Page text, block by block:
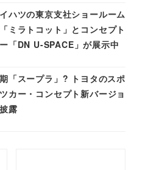
ハツの東京支社ショールーム
ミラトコット」とコンセプト
「DN U-SPACE」が展示中
「スープラ」? トヨタのスポ
カー・コンセプト新バージョ
露